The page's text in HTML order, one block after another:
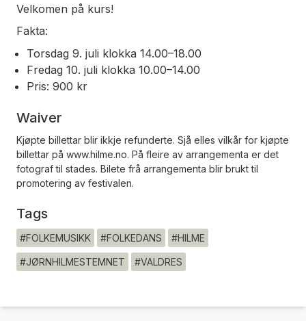
Velkomen på kurs!
Fakta:
Torsdag 9. juli klokka 14.00–18.00
Fredag 10. juli klokka 10.00–14.00
Pris: 900 kr
Waiver
Kjøpte billettar blir ikkje refunderte. Sjå elles vilkår for kjøpte
billettar på www.hilme.no. På fleire av arrangementa er det
fotograf til stades. Bilete frå arrangementa blir brukt til
promotering av festivalen.
Tags
#FOLKEMUSIKK #FOLKEDANS #HILME
#JØRNHILMESTEMNET #VALDRES